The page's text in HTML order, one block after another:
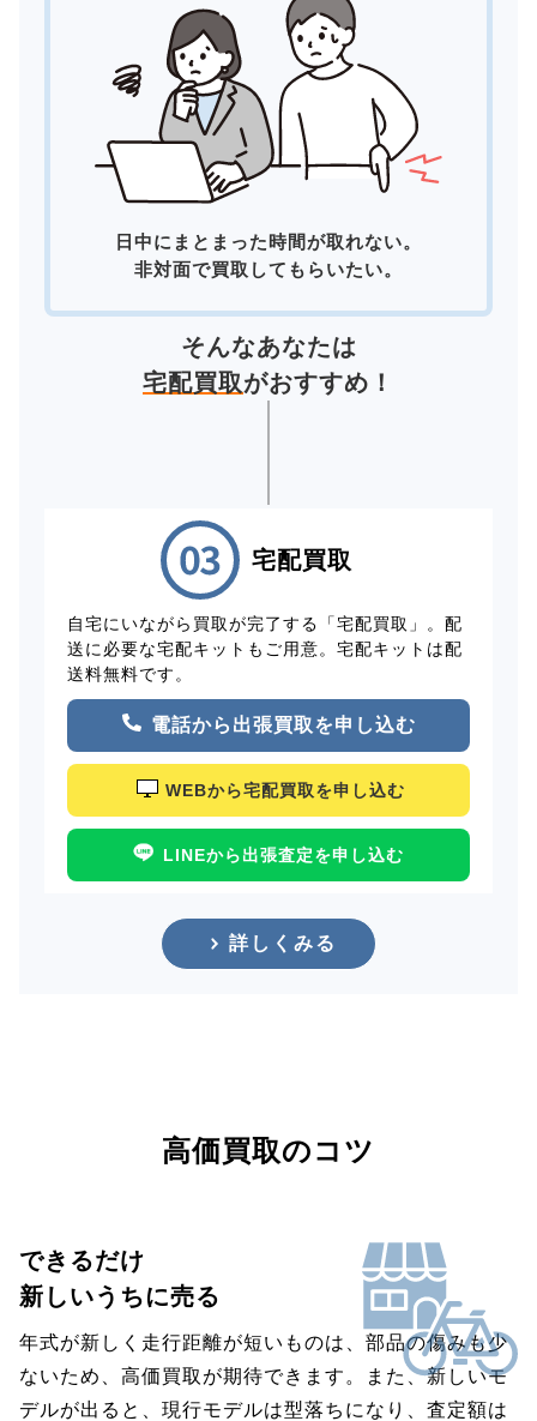
日中にまとまった時間が取れない。
非対面で買取してもらいたい。
そんなあなたは
宅配買取がおすすめ！
宅配買取
自宅にいながら買取が完了する「宅配買取」。配
送に必要な宅配キットもご用意。宅配キットは配
送料無料です。
電話から出張買取を申し込む
WEBから宅配買取を申し込む
LINEから出張査定を申し込む
詳しくみる
高価買取のコツ
できるだけ
新しいうちに売る
年式が新しく走行距離が短いものは、部品の傷みも少
ないため、高価買取が期待できます。また、新しいモ
デルが出ると、現行モデルは型落ちになり、査定額は